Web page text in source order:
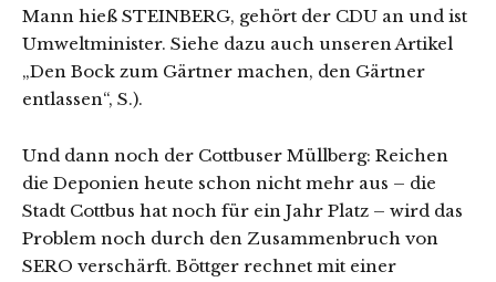
Mann hieß STEINBERG, gehört der CDU an und ist
Umweltminister. Siehe dazu auch unseren Artikel
„Den Bock zum Gärtner machen, den Gärtner
entlassen“, S.).
Und dann noch der Cottbuser Müllberg: Reichen
die Deponien heute schon nicht mehr aus – die
Stadt Cottbus hat noch für ein Jahr Platz – wird das
Problem noch durch den Zusammenbruch von
SERO verschärft. Böttger rechnet mit einer